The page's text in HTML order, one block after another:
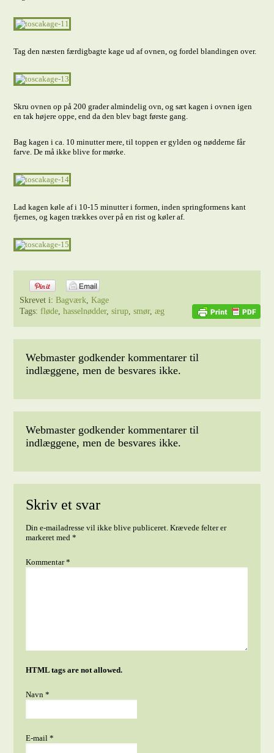
Tag den næsten færdigbagte kage ud af ovnen, og fordel blandingen over.
Skru ovnen op på 200 grader almindelig ovn, og sæt kagen i ovnen igen
en tak højere oppe, end da den blev bagt første gang.
Bag kagen i ca. 10 minutter mere, til toppen er gylden og nødderne får
farve. De må ikke blive for mørke.
Lad kagen køle af i 10-15 minutter i formen, inden springformens kant
fjernes, og kagen trækkes over på en rist og køler af.
Skrevet i:Bagværk,Kage
Tags:fløde,hasselnødder,sirup,smør,æg
Webmaster godkender kommentarer til
indlæggene, men de besvares ikke.
Webmaster godkender kommentarer til
indlæggene, men de besvares ikke.
Skriv et svar
Din e-mailadresse vil ikke blive publiceret. Krævede felter er
markeret med*
Kommentar*
HTML tags are not allowed.
Navn*
E-mail*